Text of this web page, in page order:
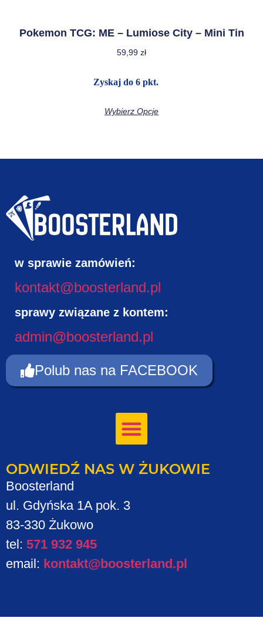
Pokemon TCG: ME – Lumiose City – Mini Tin
59,99 zł
Zyskaj do 6 pkt.
Wybierz Opcje
w sprawie zamówień:
kontakt@boosterland.pl
sprawy związane z kontem:
admin@boosterland.pl
Polub nas na FACEBOOK
ODWIEDŹ NAS W ŻUKOWIE
Boosterland
ul. Gdyńska 1A pok. 3
83-330 Żukowo
tel: 571 932 945
email: kontakt@boosterland.pl